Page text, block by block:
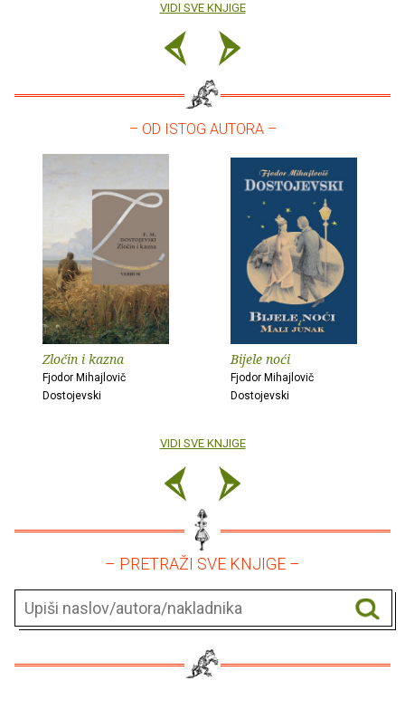
VIDI SVE KNJIGE
– OD ISTOG AUTORA –
Zločin i kazna
Fjodor Mihajlovič
Dostojevski
Bijele noći
Fjodor Mihajlovič
Dostojevski
VIDI SVE KNJIGE
– PRETRAŽI SVE KNJIGE –